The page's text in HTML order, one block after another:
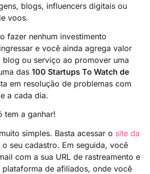
blogs, influencers digitais ou
voos.
fazer nenhum investimento
e você ainda agrega valor
blog ou serviço ao promover uma
das 100 Startups To Watch de
em resolução de problemas com
a cada dia.
tem a ganhar!
simples. Basta acessar o site da
seu cadastro. Em seguida, você
com a sua URL de rastreamento e
plataforma de afiliados, onde você